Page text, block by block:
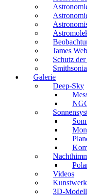
James
Schutz
Galerie
Deep-Sky
Videos
3D-